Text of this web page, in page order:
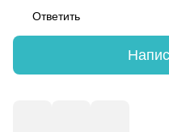
Ответить